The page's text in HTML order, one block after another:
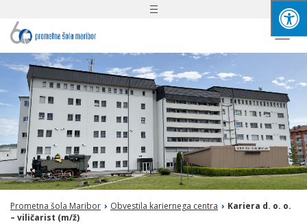
Toggle
Prometna šola Maribor › Obvestila kariernega centra › Kariera d. o. o.
– viličarist (m/ž)